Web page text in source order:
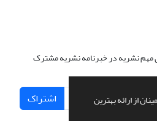
از ارائه بهترین
مهم نشریه در خبرنامه نشریه مشترک
اشتراک